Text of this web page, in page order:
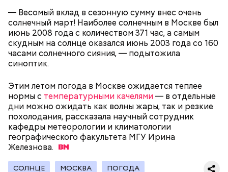
— Весомый вклад в сезонную сумму внес очень
солнечный март! Наиболее солнечным в Москве был
июнь 2008 года с количеством 371 час, а самым
скудным на солнце оказался июнь 2003 года со 160
часами солнечного сияния, — подытожила
синоптик.
Этим летом погода в Москве ожидается теплее
нормы с температурными качелями— в отдельные
дни можно ожидать как волны жары, так и резкие
похолодания, рассказала научный сотрудник
кафедры метеорологии и климатологии
географического факультета МГУ Ирина
Железнова.
СОЛНЦЕ МОСКВА ПОГОДА
Здесь автоматизировано буквально все, включая и
«холодильник» — так сотрудники в шутку
называют большой шкаф, в котором хранится
устанавливает температуру камеры хранения
материала. Причем для каждой камеры можно
установить свою температуру. Пара нажатий, и в
нужное время аппарат выдает материал с
необходимой температурой. Начальник цеха
подходит к «холодильнику» и через маленькое
окошко достает баночку с сырьем.
С приходом советской власти музыкальные
мероприятия стали проводиться под эгидой
государства, а не частных лиц. Например, те же
«Музыкальные выставки» в 1919 году
организовывались уже профсоюзом композиторов
и музыкальным отделом Наркомпроса РСФСР. В
отличие от дореволюционных, на новых
советских музыкантов.